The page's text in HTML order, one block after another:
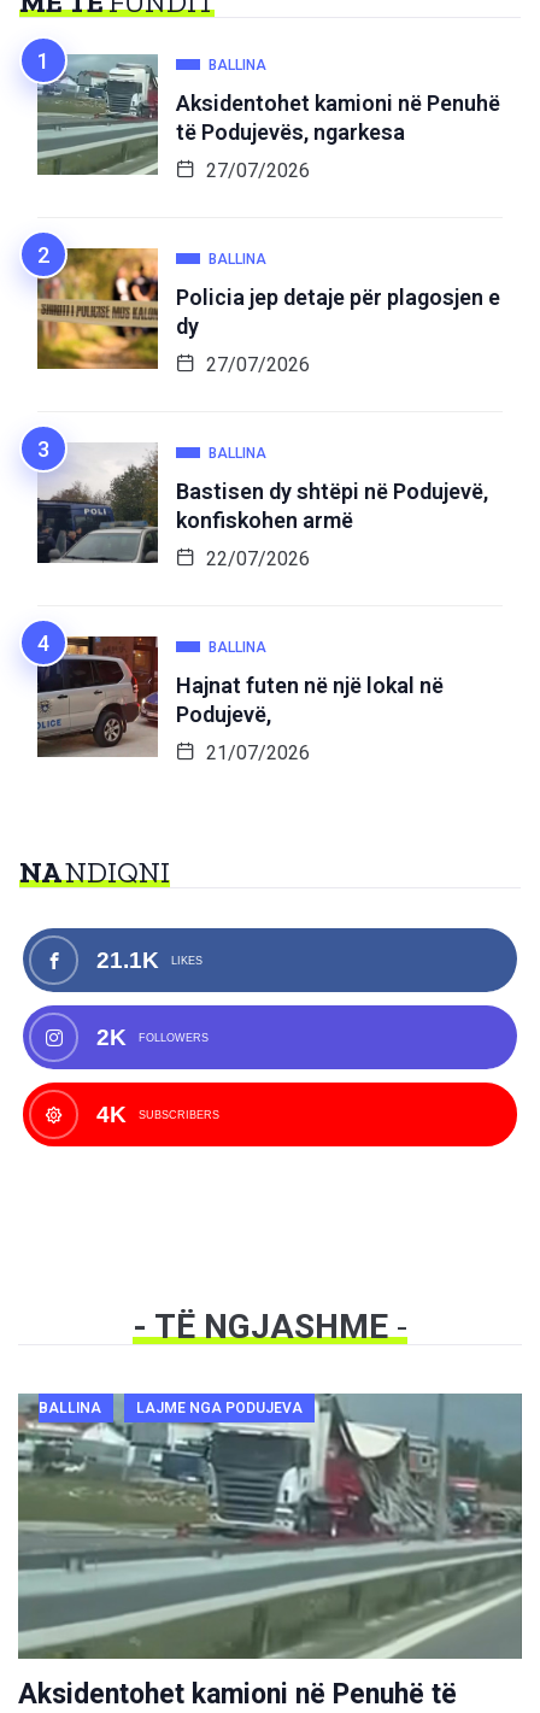
BALLINA
Aksidentohet kamioni në Penuhë
të Podujevës, ngarkesa
27/07/2026
BALLINA
Policia jep detaje për plagosjen e
dy
27/07/2026
BALLINA
Bastisen dy shtëpi në Podujevë,
konfiskohen armë
22/07/2026
BALLINA
Hajnat futen në një lokal në
Podujevë,
21/07/2026
NANDIQNI
21.1K LIKES
2K FOLLOWERS
4K SUBSCRIBERS
- TË NGJASHME-
BALLINA LAJME NGA PODUJEVA
Aksidentohet kamioni në Penuhë të